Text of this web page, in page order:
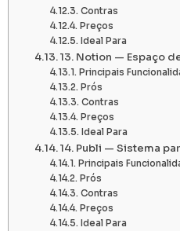
Contras
Preços
Ideal Para
13. Notion — Espaço
Principais
Prós
Contras
Preços
Ideal Para
14. Publi — Sistema
Principais
Prós
Contras
Preços
Ideal Para